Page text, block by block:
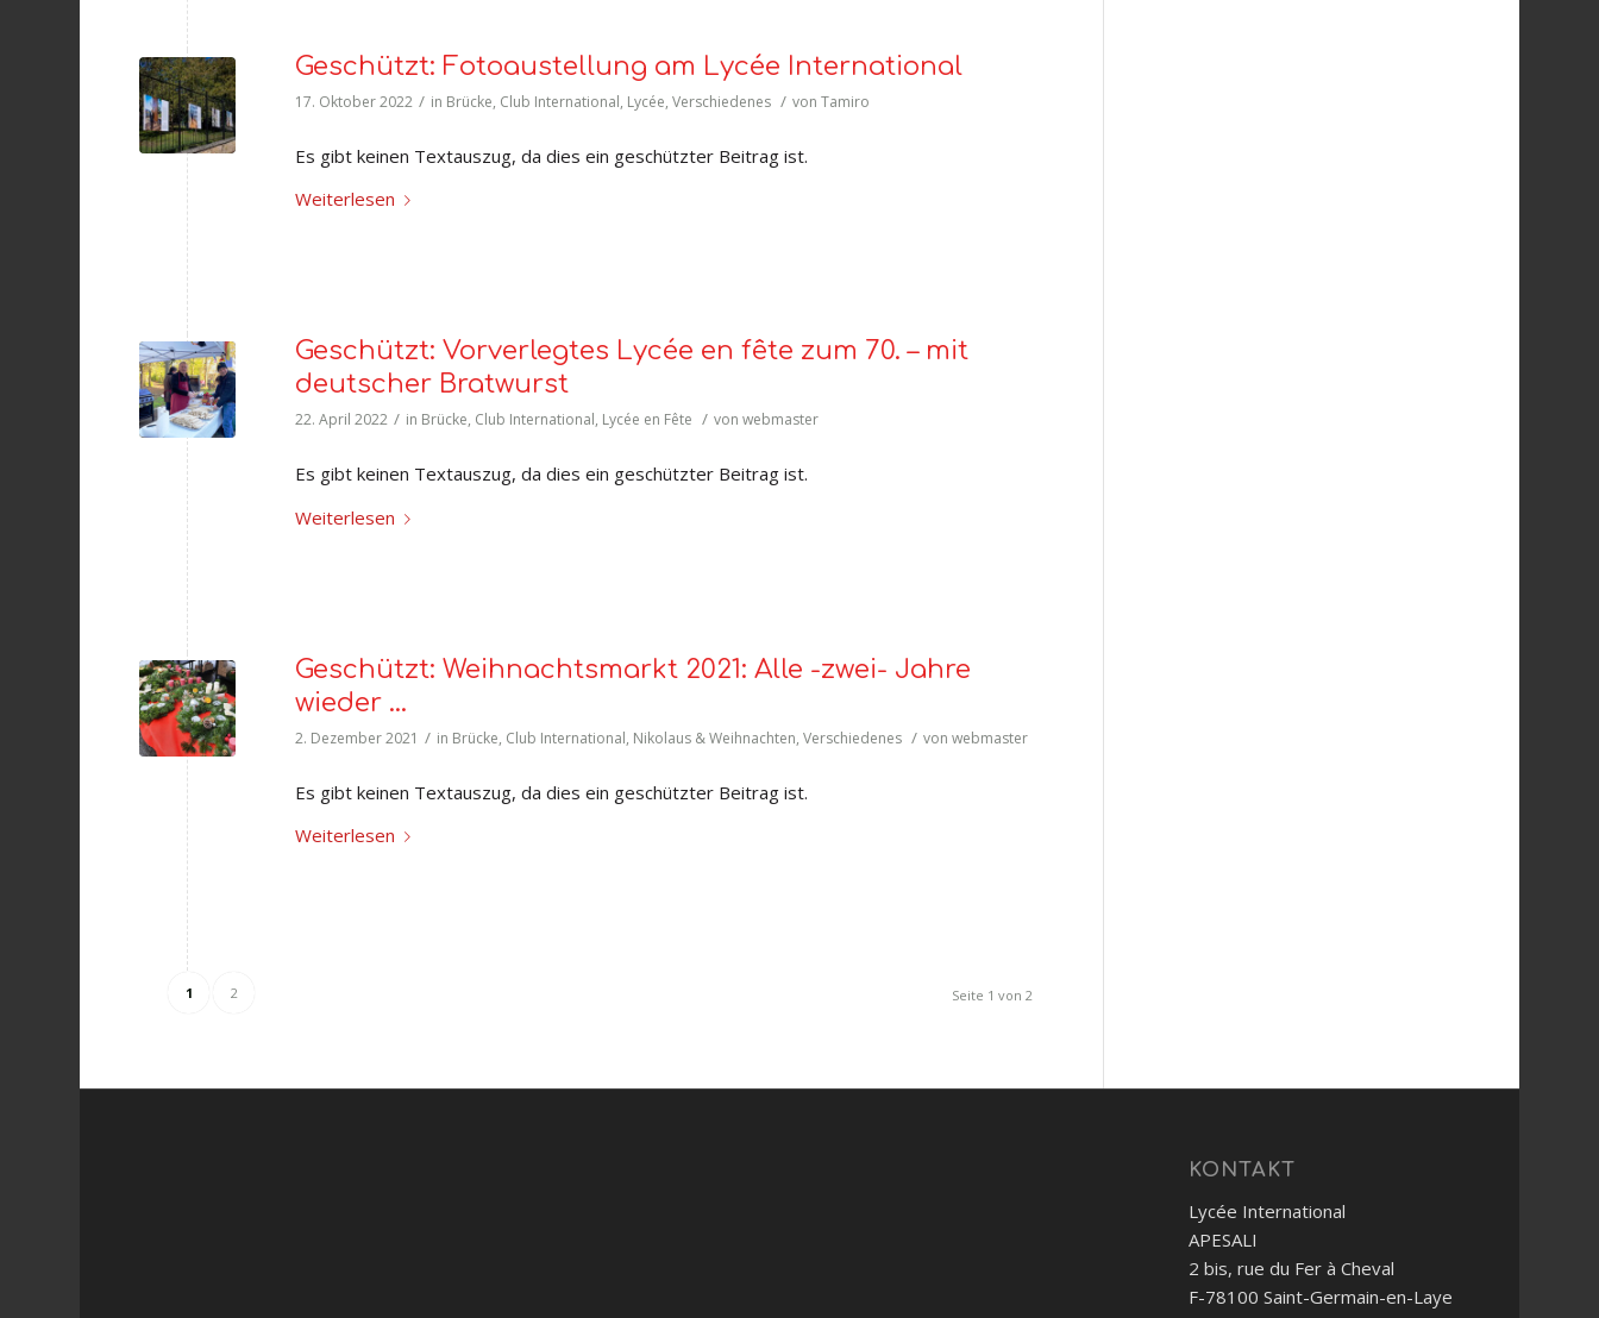
Geschützt: Fotoaustellung am Lycée International
17. Oktober 2022 / in Brücke, Club International, Lycée,Verschiedenes / vonTamiro
Es gibt keinen Textauszug, da dies ein geschützter Beitrag ist.
Weiterlesen
Geschützt: Vorverlegtes Lycée en fête zum 70. – mit
deutscher Bratwurst
22. April 2022 / in Brücke, Club International, Lycée en Fête / vonwebmaster
Es gibt keinen Textauszug, da dies ein geschützter Beitrag ist.
Weiterlesen
Geschützt: Weihnachtsmarkt 2021: Alle -zwei- Jahre
wieder …
2. Dezember 2021 / in Brücke, Club International, Nikolaus & Weihnachten,Verschiedenes / vonwebmaster
Es gibt keinen Textauszug, da dies ein geschützter Beitrag ist.
Weiterlesen
Seite 1 von 2
1 2
KONTAKT
Lycée International
APESALI
2 bis, rue du Fer à Cheval
F-78100 Saint-Germain-en-Laye